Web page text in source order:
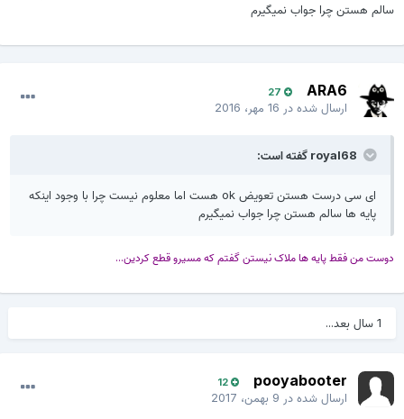
سالم هستن چرا جواب نمیگیرم
ARA6
27
ارسال شده در16 مهر، 2016
royal68 گفته است:
ای سی درست هستن تعویض ok هست اما معلوم نیست چرا با وجود اینکه
پایه ها سالم هستن چرا جواب نمیگیرم
دوست من فقط پایه ها ملاک نیستن گفتم که مسیرو قطع کردین...
pooyabooter
12
ارسال شده در9 بهمن، 2017